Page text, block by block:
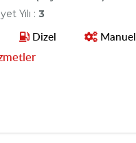
Yılı : 3
Dizel Manuel